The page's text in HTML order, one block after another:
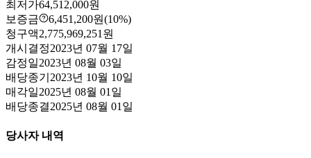
최저가64,512,000원
보증금
6,451,200원(10%)
청구액2,775,969,251원
개시결정2023년 07월 17일
감정일2023년 08월 03일
배당종기 2023년 10월 10일
매각일2025년 08월 01일
배당종결2025년 08월 01일
당사자 내역